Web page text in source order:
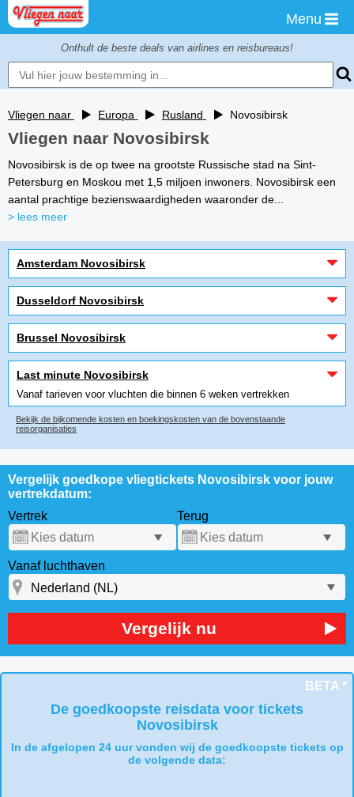
Menu
Onthult de beste deals van airlines en reisbureaus!
Vliegen naar Europa Rusland Novosibirsk
Vliegen naar Novosibirsk
Novosibirsk is de op twee na grootste Russische stad na Sint-
Petersburg en Moskou met 1,5 miljoen inwoners. Novosibirsk een
aantal prachtige bezienswaardigheden waaronder de...
> lees meer
Amsterdam Novosibirsk
Dusseldorf Novosibirsk
Brussel Novosibirsk
Last minute Novosibirsk
Vanaf tarieven voor vluchten die binnen 6 weken vertrekken
Bekijk de bijkomende kosten en boekingskosten van de bovenstaande
reisorganisaties
Vergelijk goedkope vliegtickets Novosibirsk voor jouw
vertrekdatum:
Vertrek
Terug
Vanaf luchthaven
Vergelijk nu
BETA *
De goedkoopste reisdata voor tickets
Novosibirsk
In de afgelopen 24 uur vonden wij de goedkoopste tickets op
de volgende data: